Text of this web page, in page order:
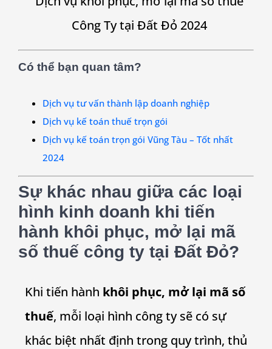
Công Ty tại Đất Đỏ 2024
Có thể bạn quan tâm?
Dịch vụ tư vấn thành lập doanh nghiệp
Dịch vụ kế toán thuế trọn gói
Dịch vụ kế toán trọn gói Vũng Tàu – Tốt nhất
2024
Sự khác nhau giữa các loại
hình kinh doanh khi tiến
hành khôi phục, mở lại mã
số thuế công ty tại Đất Đỏ?
Khi tiến hành khôi phục, mở lại mã số
thuế, mỗi loại hình công ty sẽ có sự
khác biệt nhất định trong quy trình, thủ